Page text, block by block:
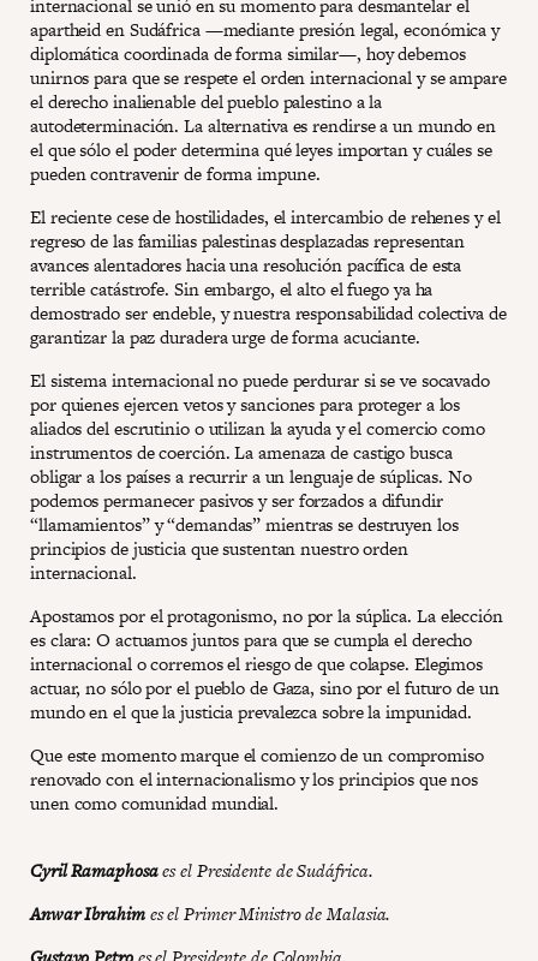
internacional se unió en su momento para desmantelar el
apartheid en Sudáfrica —mediante presión legal, económica y
diplomática coordinada de forma similar—, hoy debemos
unirnos para que se respete el orden internacional y se ampare
el derecho inalienable del pueblo palestino a la
autodeterminación. La alternativa es rendirse a un mundo en
el que sólo el poder determina qué leyes importan y cuáles se
pueden contravenir de forma impune.
El reciente cese de hostilidades, el intercambio de rehenes y el
regreso de las familias palestinas desplazadas representan
avances alentadores hacia una resolución pacífica de esta
terrible catástrofe. Sin embargo, el alto el fuego ya ha
demostrado ser endeble, y nuestra responsabilidad colectiva de
garantizar la paz duradera urge de forma acuciante.
El sistema internacional no puede perdurar si se ve socavado
por quienes ejercen vetos y sanciones para proteger a los
aliados del escrutinio o utilizan la ayuda y el comercio como
instrumentos de coerción. La amenaza de castigo busca
obligar a los países a recurrir a un lenguaje de súplicas. No
podemos permanecer pasivos y ser forzados a difundir
“llamamientos” y “demandas” mientras se destruyen los
principios de justicia que sustentan nuestro orden
internacional.
Apostamos por el protagonismo, no por la súplica. La elección
es clara: O actuamos juntos para que se cumpla el derecho
internacional o corremos el riesgo de que colapse. Elegimos
actuar, no sólo por el pueblo de Gaza, sino por el futuro de un
mundo en el que la justicia prevalezca sobre la impunidad.
Que este momento marque el comienzo de un compromiso
renovado con el internacionalismo y los principios que nos
unen como comunidad mundial.
Cyril Ramaphosaes el Presidente de Sudáfrica.
Anwar Ibrahimes el Primer Ministro de Malasia.